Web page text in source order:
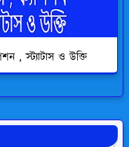
, স্ট্যাটাস ও উক্তি